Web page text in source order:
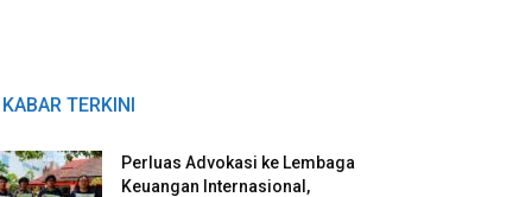
KABAR TERKINI
Perluas Advokasi ke Lembaga
Keuangan Internasional,